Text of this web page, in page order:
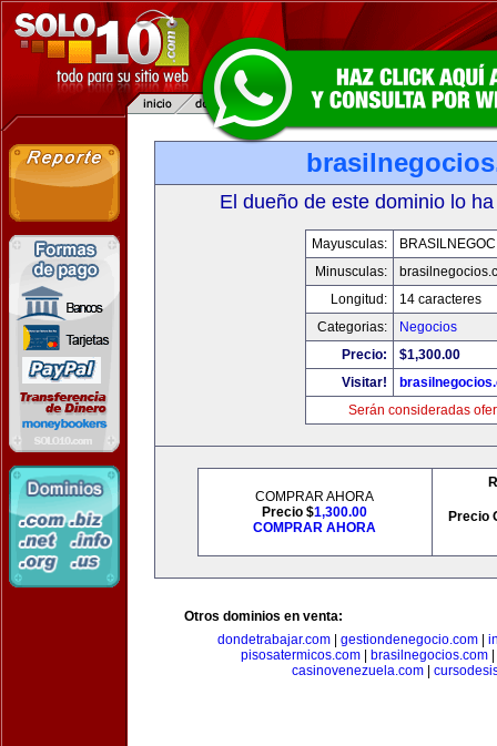
El dueño de este dominio lo
Mayusculas:
Minusculas:
Longitud:
14 caracteres
Categorias:
Negocios
Precio:
$1,300.00
Visitar!
Serán consideradas
COMPRAR AHORA
Precio $1,300.00
COMPRAR AHORA
Precio
Otros dominios en venta:
dondetrabajar.com| gestiondenegocio.com|
pisosatermicos.com
brasilnegocios.com
casinovenezuela.com